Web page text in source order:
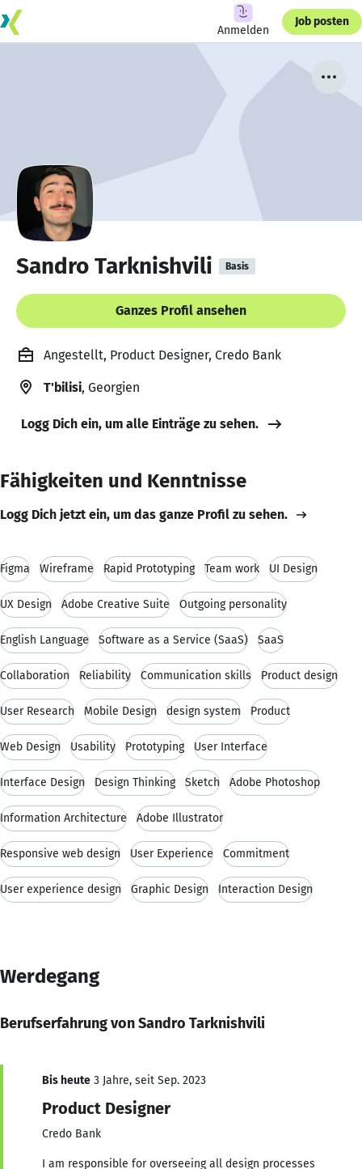
Anmelden
Job posten
Sandro Tarknishvili Basis
Ganzes Profil ansehen
Angestellt, Product Designer, Credo Bank
T'bilisi, Georgien
Logg Dich ein, um alle Einträge zu sehen.
Fähigkeiten und Kenntnisse
Logg Dich jetzt ein, um das ganze Profil zu sehen.
Figma Wireframe Rapid Prototyping Team work UI Design
UX Design Adobe Creative Suite Outgoing personality
English Language Software as a Service (SaaS) SaaS
Collaboration Reliability Communication skills Product design
User Research Mobile Design design system Product
Web Design Usability Prototyping User Interface
Interface Design Design Thinking Sketch Adobe Photoshop
Information Architecture Adobe Illustrator
Responsive web design User Experience Commitment
User experience design Graphic Design Interaction Design
Werdegang
Berufserfahrung von Sandro Tarknishvili
Bis heute 3 Jahre, seit Sep. 2023
Product Designer
Credo Bank
I am responsible for overseeing all design processes